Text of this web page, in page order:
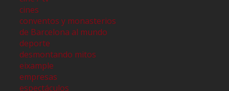
cines
conventos y monasterios
de Barcelona al mundo
deporte
desmontando mitos
eixample
empresas
espectáculos